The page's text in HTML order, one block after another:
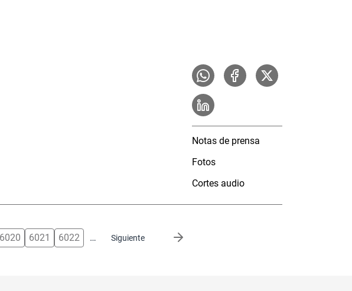
Notas de prensa
Fotos
Cortes audio
6020 6021 6022 … Siguiente
Siguiente página